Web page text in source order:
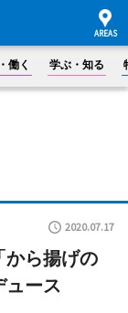
働く 学ぶ・知る
2020.07.17
から揚げの
ース